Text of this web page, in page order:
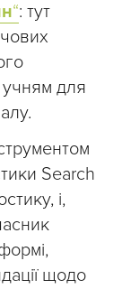
“: тут
учням для
Search
і,
щодо